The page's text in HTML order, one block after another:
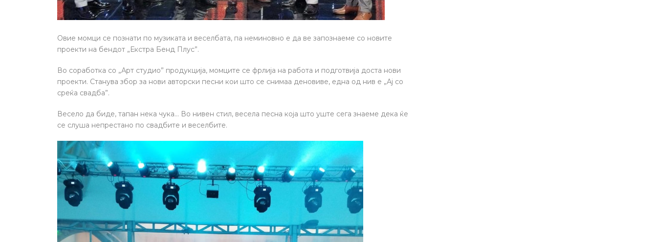
Овие момци се познати по музиката и веселбата, па неминовно е да ве запознаеме со новите
проекти на бендот „Екстра Бенд Плус”.
Во соработка со „Арт студио” продукција, момците се фрлија на работа и подготвија доста нови
проекти. Станува збор за нови авторски песни кои што се снимаа деновиве, една од нив е „Ај со
среќа свадба”.
Весело да биде, тапан нека чука… Во нивен стил, весела песна која што уште сега знаеме дека ќе
се слуша непрестано по свадбите и веселбите.